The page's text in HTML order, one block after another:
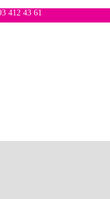
412 43 61